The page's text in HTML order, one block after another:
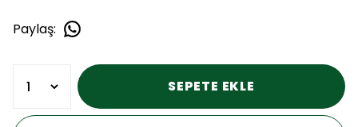
Paylaş:
SEPETE EKLE